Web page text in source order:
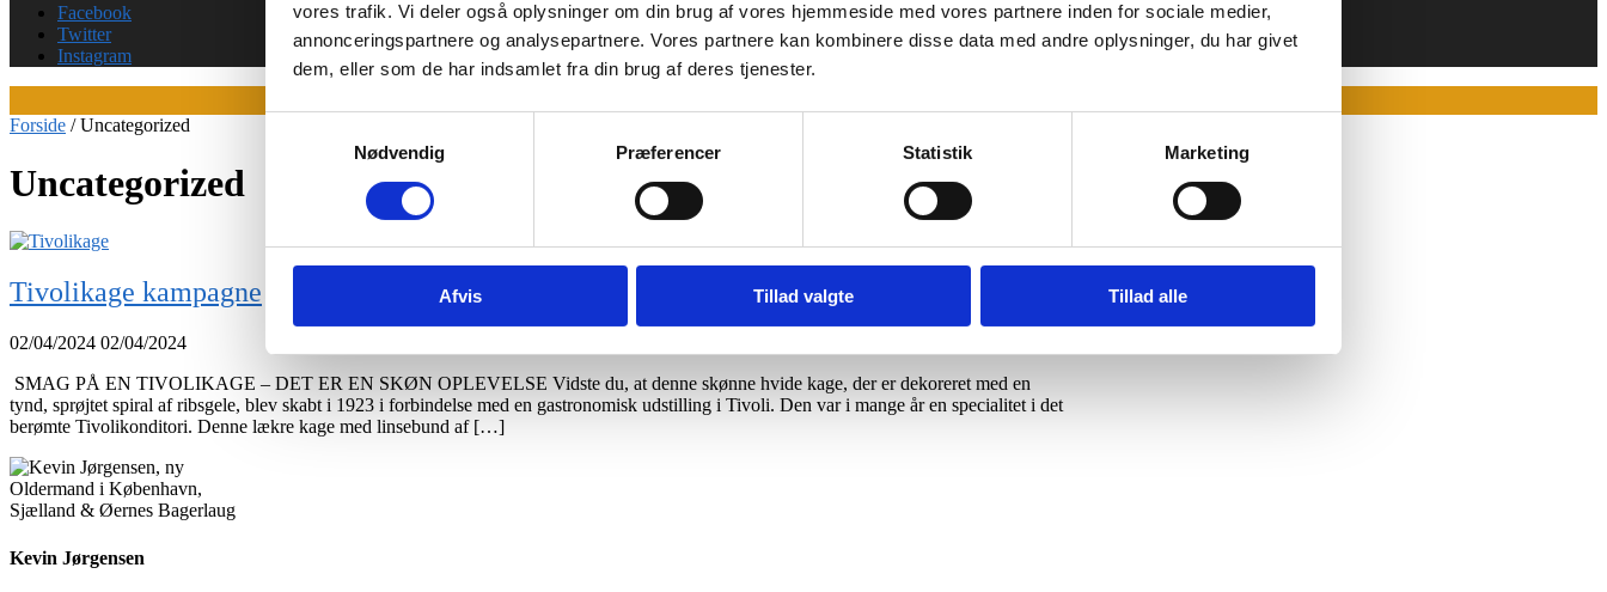
vores trafik. Vi deler også oplysninger om din brug af vores hjemmeside med vores partnere inden for sociale medier,
annonceringspartnere og analysepartnere. Vores partnere kan kombinere disse data med andre oplysninger, du har givet
dem, eller som de har indsamlet fra din brug af deres tjenester.
Nødvendig
Præferencer Statistik Marketing
Afvis Tillad valgte Tillad alle
Facebook
Twitter
Instagram
Forside /Uncategorized
Uncategorized
Tivolikage kampagne
02/04/2024 02/04/2024
️ SMAG PÅ EN TIVOLIKAGE – DET ER EN SKØN OPLEVELSE Vidste du, at denne skønne hvide kage, der er dekoreret med en
tynd, sprøjtet spiral af ribsgele, blev skabt i 1923 i forbindelse med en gastronomisk udstilling i Tivoli. Den var i mange år en specialitet i det
berømte Tivolikonditori. Denne lækre kage med linsebund af […]
Kevin Jørgensen